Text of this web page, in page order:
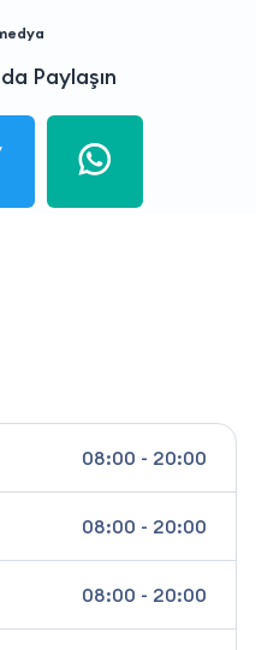
Paylaşın
08:00 - 20:00
08:00 - 20:00
08:00 - 20:00